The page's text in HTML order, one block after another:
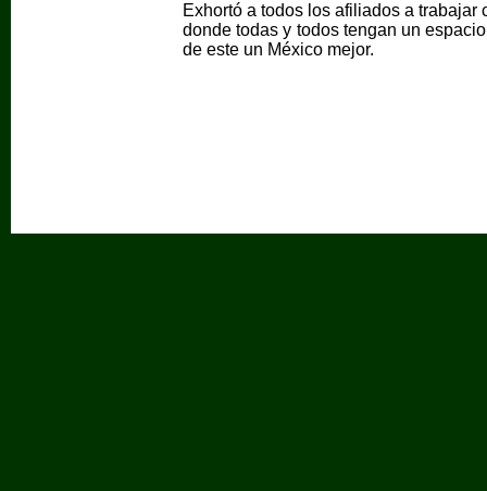
Exhortó a todos los afiliados a
donde todas y todos tengan un
de este un México mejor.